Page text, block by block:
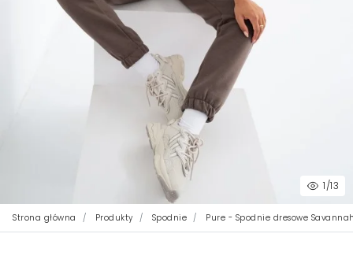
1/13
Strona główna Produkty Spodnie Pure - Spodnie dresowe